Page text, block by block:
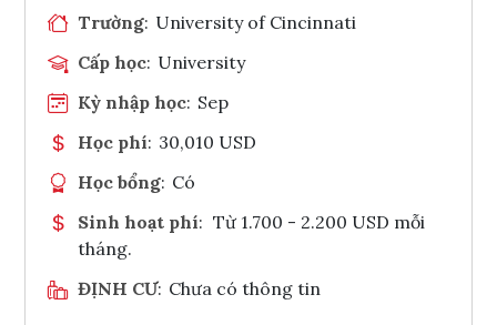
Trường: University of Cincinnati
Cấp học: University
Kỳ nhập học: Sep
Học phí: 30,010 USD
Học bổng: Có
Sinh hoạt phí: Từ 1.700 - 2.200 USD mỗi
tháng.
ĐỊNH CƯ: Chưa có thông tin